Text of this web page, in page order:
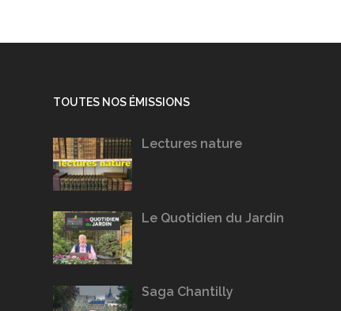
TOUTES NOS ÉMISSIONS
Lectures nature
Le Quotidien du Jardin
Saga Chantilly